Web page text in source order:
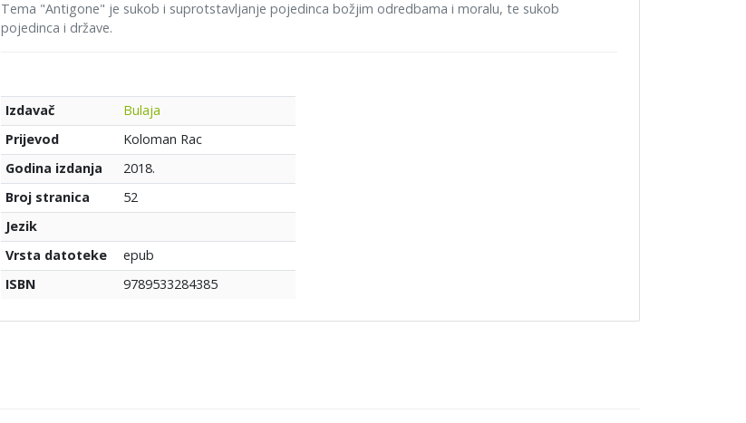
Tema "Antigone" je sukob i suprotstavljanje pojedinca božjim odredbama i moralu, te sukob
pojedinca i države.
Izdavač
Bulaja
Prijevod
Koloman Rac
Godina izdanja
2018.
Broj stranica
52
Jezik
Vrsta datoteke
epub
ISBN
9789533284385